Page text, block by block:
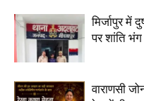
मिर्जापुर में
पर शांति भंग
वाराणसी